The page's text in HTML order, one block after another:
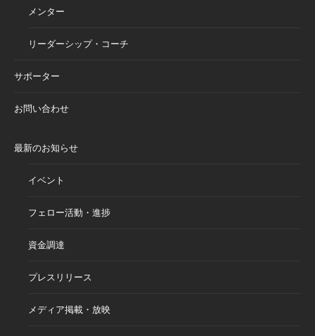
メンター
リーダーシップ・コーチ
サポーター
お問い合わせ
最新のお知らせ
イベント
フェロー活動・進捗
資金調達
プレスリリース
メディア掲載・放映